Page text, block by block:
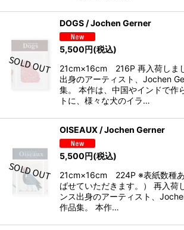
DOGS / Jochen Gerner
5,500円(税込)
21cm×16cm 216P 再入荷しま
出身のアーティスト、Jochen
集。 本作は、中国やインドで作
トに、様々な犬のイラ…
OISEAUX / Jochen Gerner
5,500円(税込)
21cm×16cm 224P ※表紙数種
ばせていただきます。） 再入荷
ンス出身のアーティスト、
作品集。 本作…